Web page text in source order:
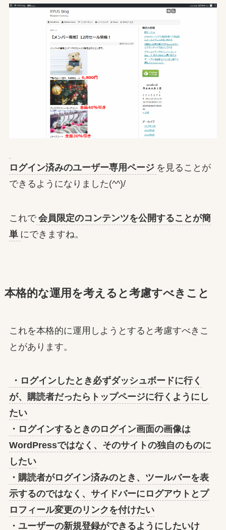
ログイン済みのユーザー専用ページ を見ることが
できるようになりました(^^)/
これで 会員限定のコンテンツを公開することが簡
単 にできますね。
本格的な運用を考えると考慮すべきこと
これを本格的に運用しようとすると考慮すべきこ
とがあります。
・ログインしたとき必ずダッシュボードに行く
が、購読者だったらトップページに行くようにし
たい
・ログインするときのログイン画面の画像は
WordPressではなく、そのサイトの独自のものに
したい
・購読者がログイン済みのとき、ツールバーを表
示するのではなく、サイドバーにログアウトとプ
ロフィール変更のリンクを付けたい
・ユーザーの新規登録ができるようにしたいけ